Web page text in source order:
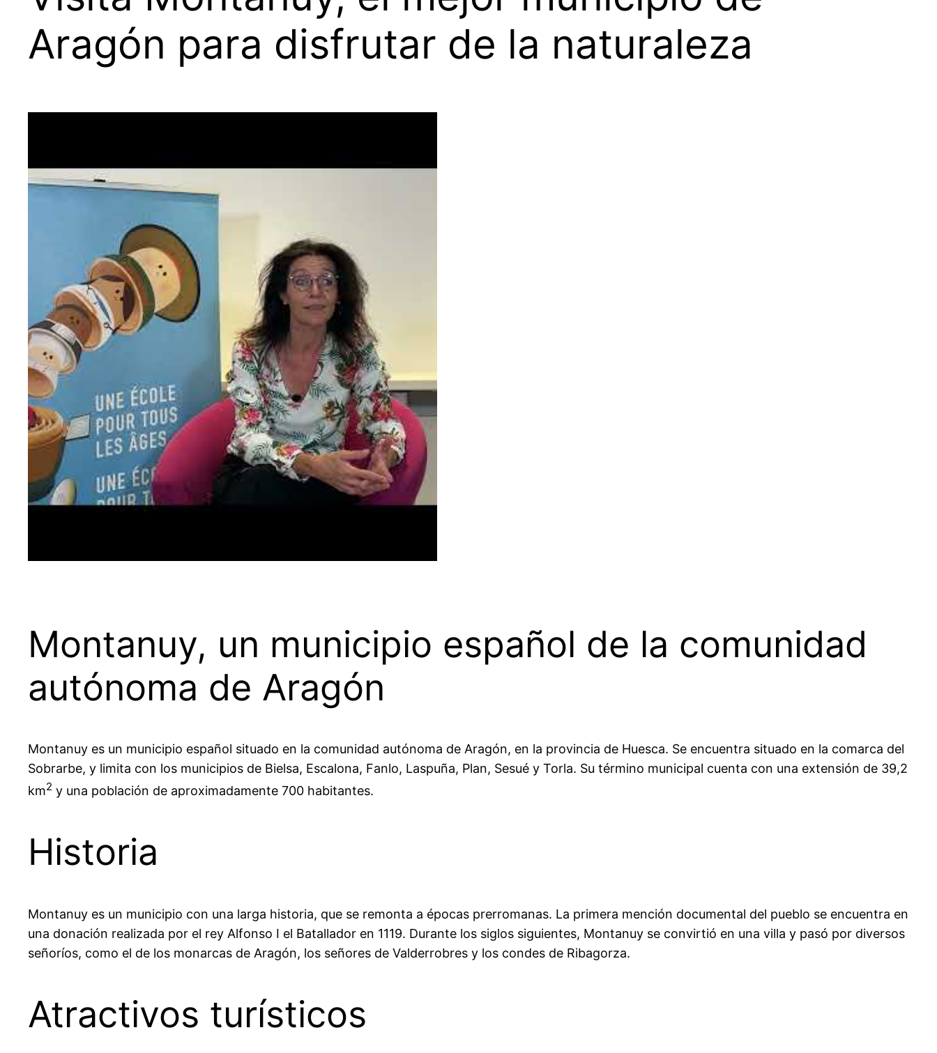
Aragón para disfrutar de la naturaleza
Montanuy, un municipio español de la comunidad
autónoma de Aragón
Montanuy es un municipio español situado en la comunidad autónoma de Aragón, en la provincia de Huesca. Se encuentra situado en la comarca del
Sobrarbe, y limita con los municipios de Bielsa, Escalona, Fanlo, Laspuña, Plan, Sesué y Torla. Su término municipal cuenta con una extensión de 39,2
km2 y una población de aproximadamente 700 habitantes.
Historia
Montanuy es un municipio con una larga historia, que se remonta a épocas prerromanas. La primera mención documental del pueblo se encuentra en
una donación realizada por el rey Alfonso I el Batallador en 1119. Durante los siglos siguientes, Montanuy se convirtió en una villa y pasó por diversos
señoríos, como el de los monarcas de Aragón, los señores de Valderrobres y los condes de Ribagorza.
Atractivos turísticos